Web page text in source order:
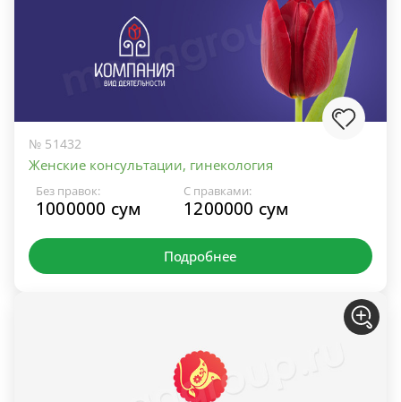
№ 51432
Женские консультации, гинекология
Без правок:
1000000 сум
С правками:
1200000 сум
Подробнее